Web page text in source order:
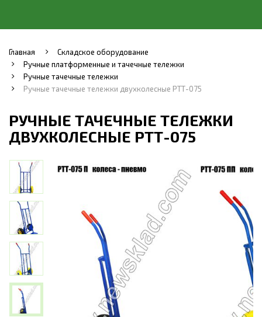
Главная
Складское оборудование
Ручные платформенные и тачечные тележки
Ручные тачечные тележки
Ручные тачечные тележки двухколесные РТТ-075
РУЧНЫЕ ТАЧЕЧНЫЕ ТЕЛЕЖКИ
ДВУХКОЛЕСНЫЕ РТТ-075